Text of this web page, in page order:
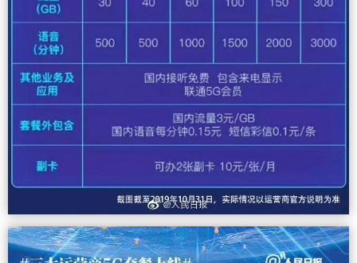
了体验快到有点酷炫的网速，但享用快网速的前提
是得连的上5G网，如果大家花了5G的钱，还没怎么
享受到快速网络带来乐趣，就时常失去信号，那不
是很憋屈。 韩国5G套餐资费 况且放眼全球，享用
商业5G的成本还是不低的，还是以韩国为例，韩国
三大电信运营商韩国电信公司、SK电讯株式会社以
及LG U+也提供了不同档位的5G套餐，月资费从5.5
万韩元(约合325元人民币)到13万韩元(约合769元人
民币)不等。 从价格上来看中国又是更胜一筹，况且
从今年6月5G商业挂牌开始到现在商业套餐的推
出，其实我们的速度在国际上还是很快的。 只有当
商用5G正式投入使用，真正的竞赛才拉开帷幕，我
们拭目以待。 0 收藏